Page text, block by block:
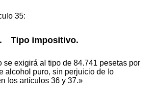
35:
Tipo impositivo.
se exigirá al tipo de 84.741 pesetas por
alcohol puro, sin perjuicio de lo
los artículos 36 y 37.»